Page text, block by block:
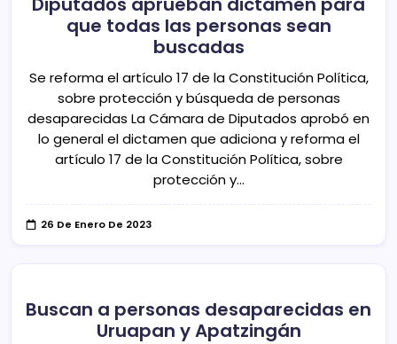
que todas las personas sean
buscadas
Se reforma el artículo 17 de la Constitución Política,
sobre protección y búsqueda de personas
desaparecidas La Cámara de Diputados aprobó en
lo general el dictamen que adiciona y reforma el
artículo 17 de la Constitución Política, sobre
protección y…
26 De Enero De 2023
Buscan a personas desaparecidas en
Uruapan y Apatzingán